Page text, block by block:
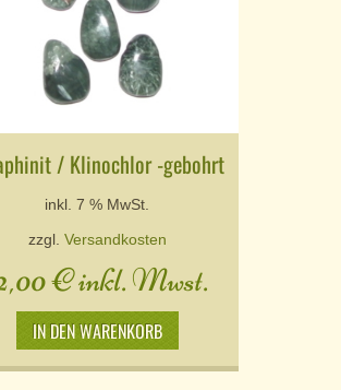
/ Klinochlor -gebohrt
inkl. 7 % MwSt.
zzgl. Versandkosten
€inkl. Mwst.
IN DEN WARENKORB